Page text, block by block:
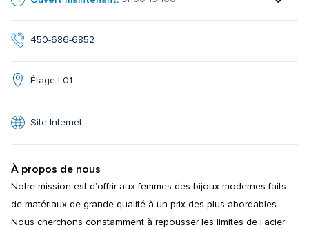
450-686-6852
Étage L01
Site Internet
À propos de nous
Notre mission est d’offrir aux femmes des bijoux modernes faits
de matériaux de grande qualité à un prix des plus abordables.
Nous cherchons constamment à repousser les limites de l’acier